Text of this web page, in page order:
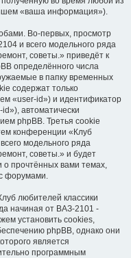
«ваша информация»).
Во-первых, просмотр
и всего модельного ряда
советы.» приведёт к
определённого числа
в папку временных
содержат только
«user-id») и идентификатор
автоматически
phpBB. Третья cookie
конференции «Клуб
модельного ряда
советы.» и будет
о прочтённых вами темах,
форумами.
любителей классики
начиная от ВАЗ-2101 -
установить cookies,
phpBB, однако они
является
программным